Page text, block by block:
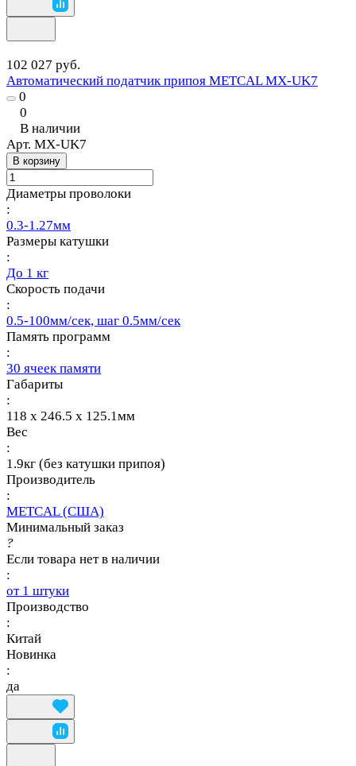
102 027 руб.
Автоматический податчик припоя METCAL MX-UK7
0
0
В наличии
Арт. MX-UK7
В корзину
Диаметры проволоки
:
0.3-1.27мм
Размеры катушки
:
До 1 кг
Скорость подачи
:
0.5-100мм/сек, шаг 0.5мм/сек
Память программ
:
30 ячеек памяти
Габариты
:
118 x 246.5 x 125.1мм
Вес
:
1.9кг (без катушки припоя)
Производитель
:
METCAL (США)
Минимальный заказ
?
Если товара нет в наличии
:
от 1 штуки
Производство
:
Китай
Новинка
:
да